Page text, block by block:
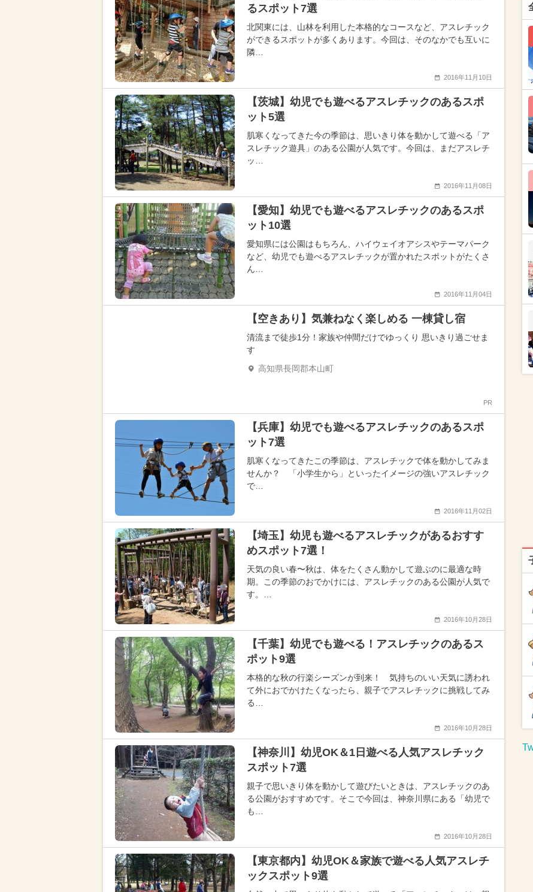
るスポット7選
北関東には、山林を利用した本格的なコースなど、アスレチック
ができるスポットが多くあります。今回は、そのなかでも互いに
隣…
2016年11月10日
【茨城】幼児でも遊べるアスレチックのあるスポ
ット5選
肌寒くなってきた今の季節は、思いきり体を動かして遊べる「ア
スレチック遊具」のある公園が人気です。今回は、まだアスレチ
ッ…
2016年11月08日
【愛知】幼児でも遊べるアスレチックのあるスポ
ット10選
愛知県には公園はもちろん、ハイウェイオアシスやテーマパーク
など、幼児でも遊べるアスレチックが置かれたスポットがたくさ
ん…
2016年11月04日
【空きあり】気兼ねなく楽しめる 一棟貸し宿
清流まで徒歩1分！家族や仲間だけでゆっくり 思いきり過ごせま
す
高知県長岡郡本山町
PR
【兵庫】幼児でも遊べるアスレチックのあるスポ
ット7選
肌寒くなってきたこの季節は、アスレチックで体を動かしてみま
せんか？ 「小学生から」といったイメージの強いアスレチック
で…
2016年11月02日
【埼玉】幼児も遊べるアスレチックがあるおすす
めスポット7選！
天気の良い春〜秋は、体をたくさん動かして遊ぶのに最適な時
期。この季節のおでかけには、アスレチックのある公園が人気で
す。…
2016年10月28日
【千葉】幼児でも遊べる！アスレチックのあるス
ポット9選
本格的な秋の行楽シーズンが到来！ 気持ちのいい天気に誘われ
て外におでかけたくなったら、親子でアスレチックに挑戦してみ
る…
2016年10月28日
【神奈川】幼児OK＆1日遊べる人気アスレチック
スポット7選
親子で思いきり体を動かして遊びたいときは、アスレチックのあ
る公園がおすすめです。そこで今回は、神奈川県にある「幼児で
も…
2016年10月28日
【東京都内】幼児OK＆家族で遊べる人気アスレチ
ックスポット9選